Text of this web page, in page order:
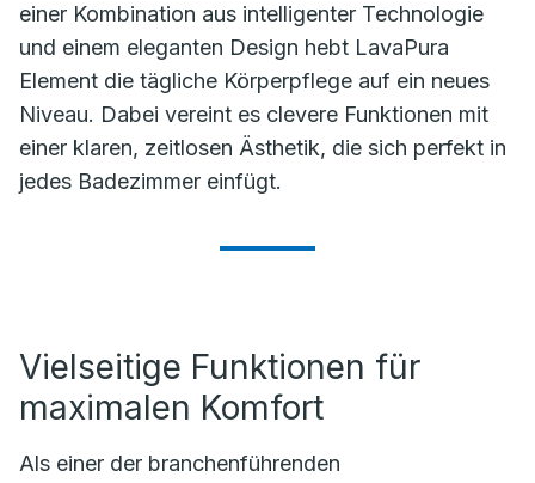
einer Kombination aus intelligenter Technologie
und einem eleganten Design hebt LavaPura
Element die tägliche Körperpflege auf ein neues
Niveau. Dabei vereint es clevere Funktionen mit
einer klaren, zeitlosen Ästhetik, die sich perfekt in
jedes Badezimmer einfügt.
Vielseitige Funktionen für
maximalen Komfort
Als einer der branchenführenden